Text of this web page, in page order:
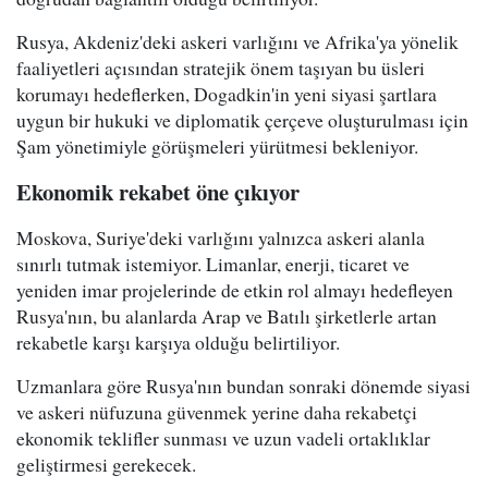
Rusya, Akdeniz'deki askeri varlığını ve Afrika'ya yönelik
faaliyetleri açısından stratejik önem taşıyan bu üsleri
korumayı hedeflerken, Dogadkin'in yeni siyasi şartlara
uygun bir hukuki ve diplomatik çerçeve oluşturulması için
Şam yönetimiyle görüşmeleri yürütmesi bekleniyor.
Ekonomik rekabet öne çıkıyor
Moskova, Suriye'deki varlığını yalnızca askeri alanla
sınırlı tutmak istemiyor. Limanlar, enerji, ticaret ve
yeniden imar projelerinde de etkin rol almayı hedefleyen
Rusya'nın, bu alanlarda Arap ve Batılı şirketlerle artan
rekabetle karşı karşıya olduğu belirtiliyor.
Uzmanlara göre Rusya'nın bundan sonraki dönemde siyasi
ve askeri nüfuzuna güvenmek yerine daha rekabetçi
ekonomik teklifler sunması ve uzun vadeli ortaklıklar
geliştirmesi gerekecek.